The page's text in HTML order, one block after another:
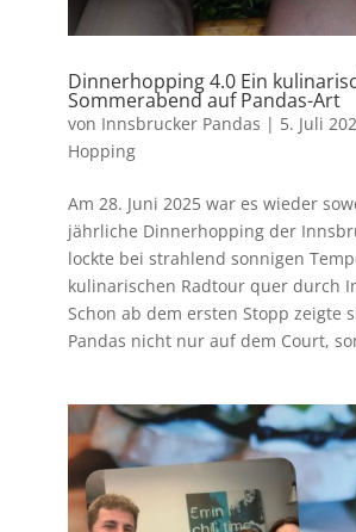
Dinnerhopping 4.0 Ein
Sommerabend auf Pandas-Art
von Innsbrucker Pandas | 5. Juli
Hopping
Am 28. Juni 2025 war es wieder
jährliche Dinnerhopping der
lockte bei strahlend sonnigen
kulinarischen Radtour quer durch
Schon ab dem ersten Stopp zeigte
Pandas nicht nur auf dem Court,